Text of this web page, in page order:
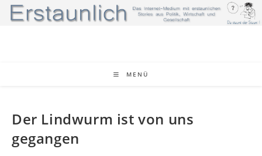
Zum
Inhalt
MENÜ
Der Lindwurm ist von uns
gegangen